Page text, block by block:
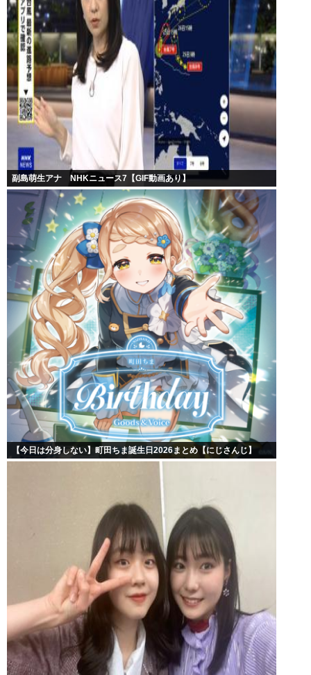
副島萌生アナ NHKニュース7【GIF動画あり】
【今日は分身しない】町田ちま誕生日2026まとめ【にじさんじ】